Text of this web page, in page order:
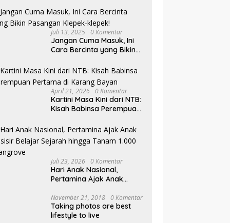
Soft Skills
Juli 13, 2025 0 Komentar
Jangan Cuma Masuk, Ini
Cara Bercinta yang Bikin
April 21, 2026 0 Komentar
Kartini Masa Kini dari NTB:
Kisah Babinsa Perempuan
Juli 23, 2026 0 Komentar
Hari Anak Nasional,
Pertamina Ajak Anak
hingga Tanam 1.000
Mangrove
November 21, 2018 0 Komentar
Taking photos are best
lifestyle to live